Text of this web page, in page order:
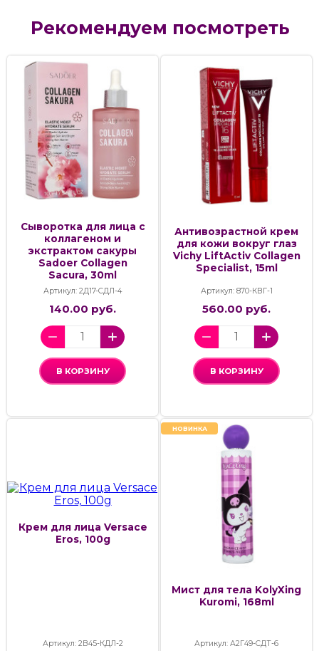
Рекомендуем посмотреть
Сыворотка для лица с
коллагеном и
экстрактом сакуры
Sadoer Collagen
Sacura, 30ml
Артикул: 2Д17-СДЛ-4
140.00 руб.
В КОРЗИНУ
Антивозрастной крем
для кожи вокруг глаз
Vichy LiftActiv Collagen
Specialist, 15ml
Артикул: 870-КВГ-1
560.00 руб.
В КОРЗИНУ
Крем для лица Versace
Eros, 100g
Артикул: 2В45-КДЛ-2
НОВИНКА
Мист для тела KolyXing
Kuromi, 168ml
Артикул: А2Г49-СДТ-6